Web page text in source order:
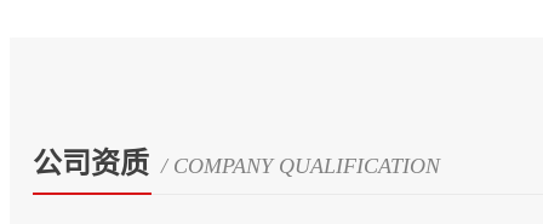
公司资质 / COMPANY QUALIFICATION